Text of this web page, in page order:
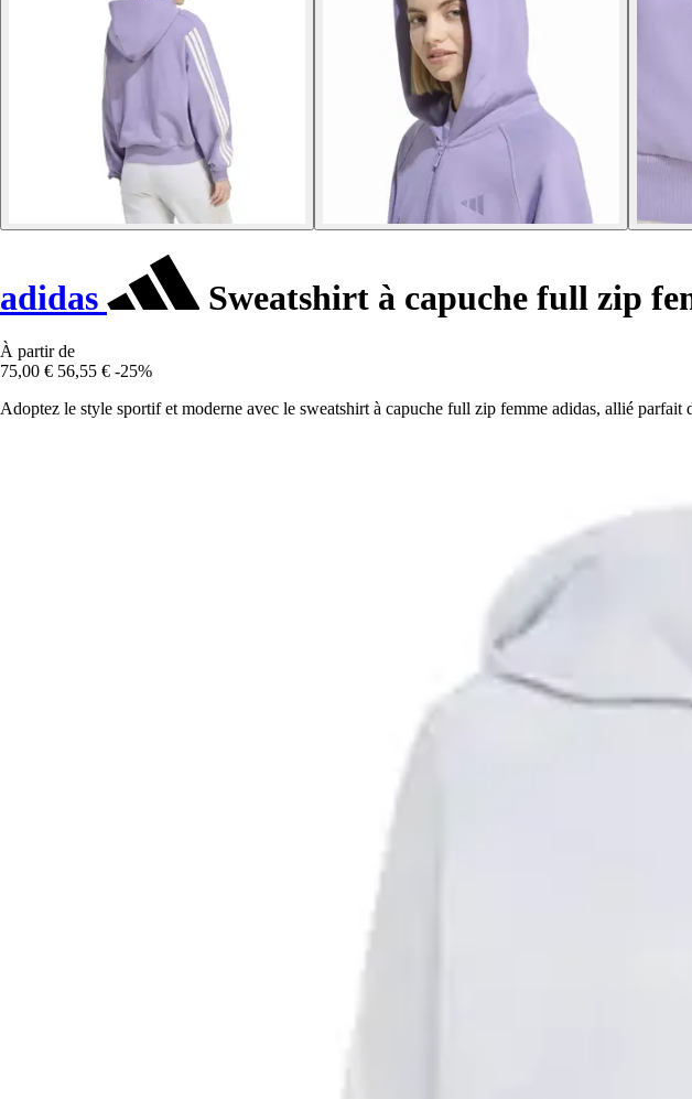
adidas Sweatshirt à capuche full zip
À partir de
75,00 € 56,55 € -25%
Adoptez le style sportif et moderne avec le sweatshirt à capuche full zip femme adidas, allié parfait